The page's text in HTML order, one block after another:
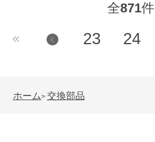
全871件
23 24
ホーム> 交換部品